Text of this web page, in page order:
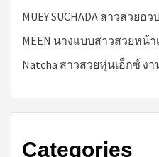
MUEY SUCHADA สาวสวย
MEEN นางแบบสาวสวยหน้
Natcha สาวสวยหุ่นเอ็กซ์ ง
Categories